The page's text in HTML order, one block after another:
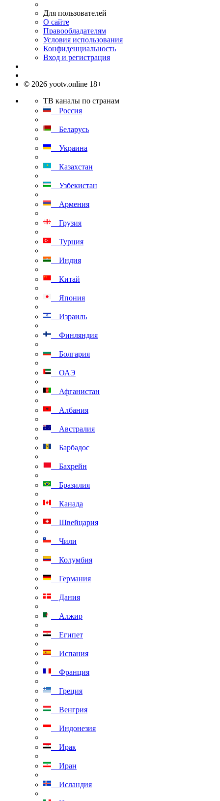
Для пользователей
О сайте
Правообладателям
Условия использования
Конфиденциальность
Вход и регистрация
© 2026 yootv.online 18+
ТВ каналы по странам
Россия
Беларусь
Украина
Казахстан
Узбекистан
Армения
Грузия
Турция
Индия
Китай
Япония
Израиль
Финляндия
Болгария
ОАЭ
Афганистан
Албания
Австралия
Барбадос
Бахрейн
Бразилия
Канада
Швейцария
Чили
Колумбия
Германия
Дания
Алжир
Египет
Испания
Франция
Греция
Венгрия
Индонезия
Ирак
Иран
Исландия